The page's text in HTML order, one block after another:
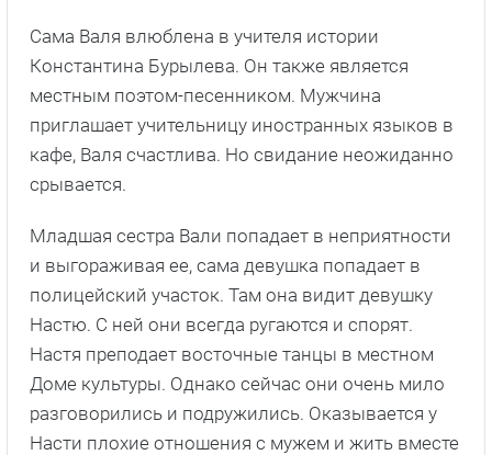
Сама Валя влюблена в учителя истории
Константина Бурылева. Он также является
местным поэтом-песенником. Мужчина
приглашает учительницу иностранных языков в
кафе, Валя счастлива. Но свидание неожиданно
срывается.
Младшая сестра Вали попадает в неприятности
и выгораживая ее, сама девушка попадает в
полицейский участок. Там она видит девушку
Настю. С ней они всегда ругаются и спорят.
Настя преподает восточные танцы в местном
Доме культуры. Однако сейчас они очень мило
разговорились и подружились. Оказывается у
Насти плохие отношения с мужем и жить вместе